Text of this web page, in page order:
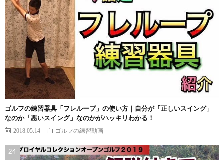
ゴルフの練習器具「フレループ」の使い方｜自分が「正しいスイング」
なのか「悪いスイング」なのかがハッキリわかる！
2018.05.14 ゴルフの練習動画